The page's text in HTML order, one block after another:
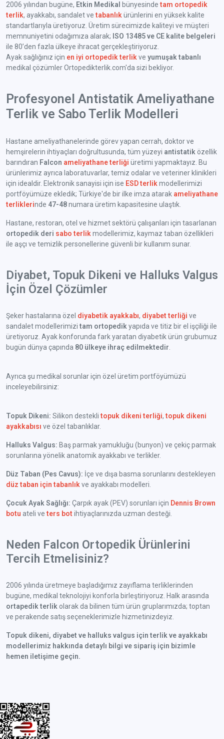
2006 yılından bugüne, Etkin Medikal bünyesindetam ortopedik
terlik, ayakkabı, sandalet vetabanlık ürünlerini en yüksek kalite
standartlarıyla üretiyoruz. Üretim sürecimizde kaliteyi ve müşteri
memnuniyetini odağımıza alarak; ISO 13485 ve CE kalite belgeleri
ile 80’den fazla ülkeye ihracat gerçekleştiriyoruz.
Ayak sağlığınız için en iyi ortopedik terlik ve yumuşak tabanlı
medikal çözümler Ortopedikterlik.com'da sizi bekliyor.
Profesyonel Antistatik Ameliyathane
Terlik ve Sabo Terlik Modelleri
Hastane ameliyathanelerinde görev yapan cerrah, doktor ve
hemşirelerin ihtiyaçları doğrultusunda, tüm yüzeyi antistatik özellik
barındıran Falcon ameliyathane terliği üretimi yapmaktayız. Bu
ürünlerimiz ayrıca laboratuvarlar, temiz odalar ve veteriner klinikleri
için idealdir. Elektronik sanayisi için ise ESD terlik modellerimizi
portföyümüze ekledik; Türkiye'de bir ilke imza atarak ameliyathane
terliklerinde 47-48numara üretim kapasitesine ulaştık.
Hastane, restoran, otel ve hizmet sektörü çalışanları için tasarlanan
ortopedik deri sabo terlik modellerimiz, kaymaz taban özellikleri
ile aşçı ve temizlik personellerine güvenli bir kullanım sunar.
Diyabet, Topuk Dikeni ve Halluks Valgus
İçin Özel Çözümler
Şeker hastalarına özel diyabetik ayakkabı, diyabet terliği ve
sandalet modellerimizi tam ortopedik yapıda ve titiz bir el işçiliği ile
üretiyoruz. Ayak konforunda fark yaratan diyabetik ürün grubumuz
bugün dünya çapında 80 ülkeye ihraç edilmektedir
Ayrıca şu medikal sorunlar için özel üretim portföyümüzü
inceleyebilirsiniz:
Topuk Dikeni: Silikon desteklitopuk dikeni terliği,topuk dikeni
ayakkabısı ve özel tabanlıklar.
Halluks Valgus: Baş parmak yamukluğu (bunyon) ve çekiç parmak
sorunlarına yönelik anatomik ayakkabı ve terlikler.
Düz Taban (Pes Cavus): İçe ve dışa basma sorunlarını destekleyen
düz taban için tabanlık ve ayakkabı modelleri.
Çocuk Ayak Sağlığı: Çarpık ayak (PEV) sorunları için Dennis Brown
botu ateli veters bot ihtiyaçlarınızda uzman desteği.
Neden Falcon Ortopedik Ürünlerini
Tercih Etmelisiniz?
2006 yılında üretmeye başladığımız zayıflama terliklerinden
bugüne, medikal teknolojiyi konforla birleştiriyoruz. Halk arasında
ortapedik terlik olarak da bilinen tüm ürün gruplarımızda; toptan
ve perakende satış seçeneklerimizle hizmetinizdeyiz.
Topuk dikeni, diyabet ve halluks valgus için terlik ve ayakkabı
modellerimiz hakkında detaylı bilgi ve sipariş için bizimle
hemen iletişime geçin.